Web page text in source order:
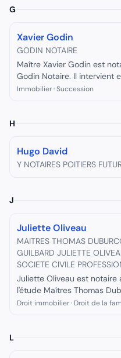
G
Xavier Godin
GODIN NOTAIRE
Maître Xavier Godin est
Godin Notaire. Il intervient
et droit des sociétés.
Immobilier · Succession
H
Hugo David
Y NOTAIRES POITIERS
J
Juliette Oliveau
MAITRES THOMAS
GUILBARD JULIETTE
SOCIETE CIVILE
Juliette Oliveau est notaire
l'étude Maîtres Thomas
Guilbard et Juliette Oliveau,
Droit immobilier · Droit de la
L